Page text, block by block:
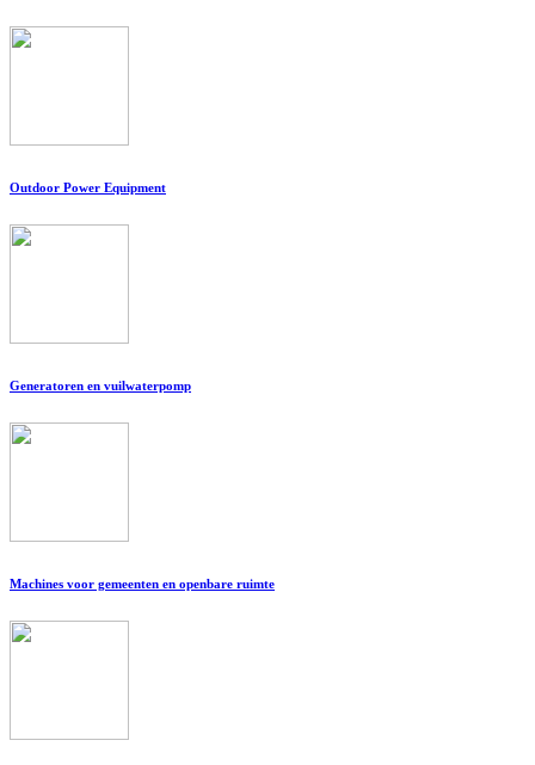
Outdoor Power Equipment
Generatoren en vuilwaterpomp
Machines voor gemeenten en openbare ruimte